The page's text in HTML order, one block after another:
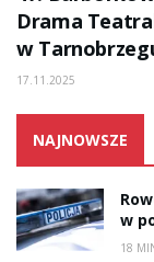
Drama
w
17.11.2025
NAJNOWSZE
w
18